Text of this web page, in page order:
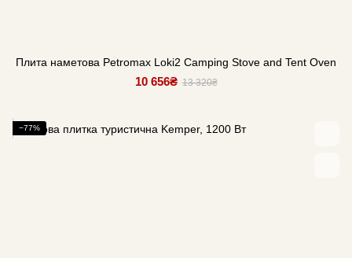
Плита наметова Petromax Loki2 Camping Stove and Tent Oven
10 656₴ 13 320₴
−77%